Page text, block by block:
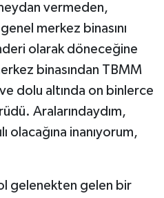
vermeden,
merkez binasını
olarak döneceğine
binasından TBMM
dolu altında on binlerce
Aralarındaydım,
olacağına inanıyorum,
gelenekten gelen bir